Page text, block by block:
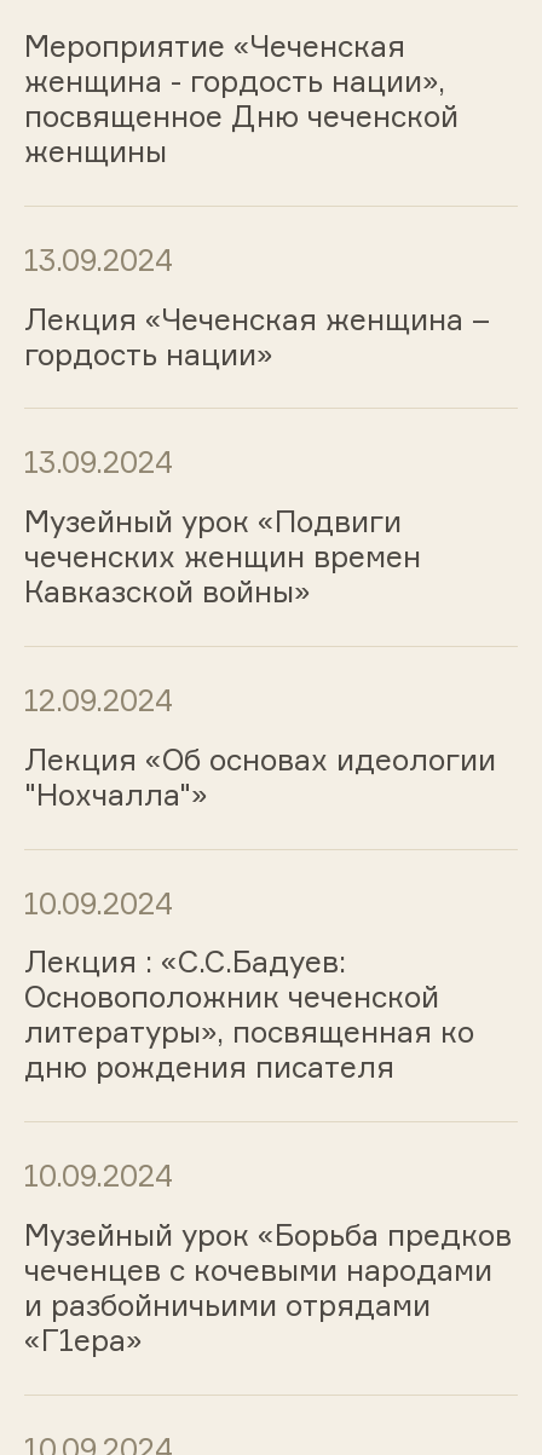
Мероприятие «Чеченская
женщина - гордость нации»,
посвященное Дню чеченской
женщины
13.09.2024
Лекция «Чеченская женщина –
гордость нации»
13.09.2024
Музейный урок «Подвиги
чеченских женщин времен
Кавказской войны»
12.09.2024
Лекция «Об основах идеологии
"Нохчалла"»
10.09.2024
Лекция : «С.С.Бадуев:
Основоположник чеченской
литературы», посвященная ко
дню рождения писателя
10.09.2024
Музейный урок «Борьба предков
чеченцев с кочевыми народами
и разбойничьими отрядами
«Г1ера»